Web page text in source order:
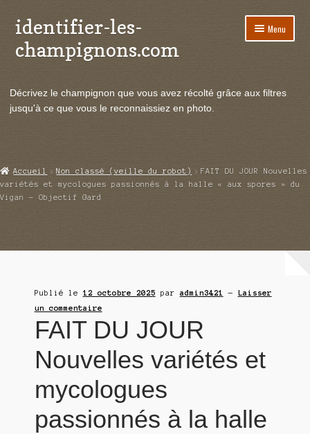
Aller
à
la
Aller
au
contenu
identifier-les-
champignons.com
Menu
le
Actualités
menu
enfant
Echanges et contacts
Ouvrir
le
Mycologie
Décrivez le champignon que vous avez récolté grâce aux filtres
jusqu'à ce que vous le reconnaissiez en photo.
Accueil Non classé (veille du robot)
FAIT DU JOUR Nouvelles
variétés et mycologues passionnés à la halle « aux spores » du
Vigan – Objectif Gard
Publié le 12 octobre 2025 paradmin3421 — Laisser
un commentaire
FAIT DU JOUR
Nouvelles variétés et
mycologues
passionnés à la halle